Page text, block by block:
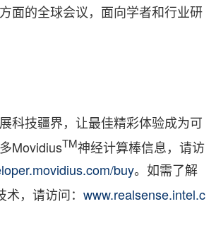
面的全球会议，面向学者和行业研
科技疆界，让最佳精彩体验成为可
MovidiusTM神经计算棒信息，请访
buy。如需了解
，请访问： www.realsense.intel.c